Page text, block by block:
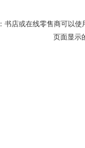
：书店或在线零售商可以
页面显示